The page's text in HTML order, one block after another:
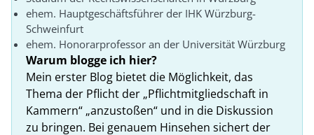
ehem. Hauptgeschäftsführer der IHK Würzburg-
Schweinfurt
ehem. Honorarprofessor an der Universität Würzburg
Warum blogge ich hier?
Mein erster Blog bietet die Möglichkeit, das
Thema der Pflicht der „Pflichtmitgliedschaft in
Kammern“ „anzustoßen“ und in die Diskussion
zu bringen. Bei genauem Hinsehen sichert der